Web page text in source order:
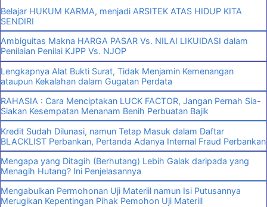
Belajar HUKUM KARMA, menjadi ARSITEK ATAS HIDUP KITA
SENDIRI
Ambiguitas Makna HARGA PASAR Vs. NILAI LIKUIDASI dalam
Penilaian Penilai KJPP Vs. NJOP
Lengkapnya Alat Bukti Surat, Tidak Menjamin Kemenangan
ataupun Kekalahan dalam Gugatan Perdata
RAHASIA : Cara Menciptakan LUCK FACTOR, Jangan Pernah Sia-
Siakan Kesempatan Menanam Benih Perbuatan Bajik
Kredit Sudah Dilunasi, namun Tetap Masuk dalam Daftar
BLACKLIST Perbankan, Pertanda Adanya Internal Fraud Perbankan
Mengapa yang Ditagih (Berhutang) Lebih Galak daripada yang
Menagih Hutang? Ini Penjelasannya
Mengabulkan Permohonan Uji Materiil namun Isi Putusannya
Merugikan Kepentingan Pihak Pemohon Uji Materiil